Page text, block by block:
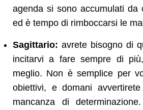
agenda si sono accumulati da
ed è tempo di rimboccarsi le
Sagittario: avrete bisogno di
incitarvi a fare sempre di
meglio. Non è semplice per
obiettivi, e domani
mancanza di